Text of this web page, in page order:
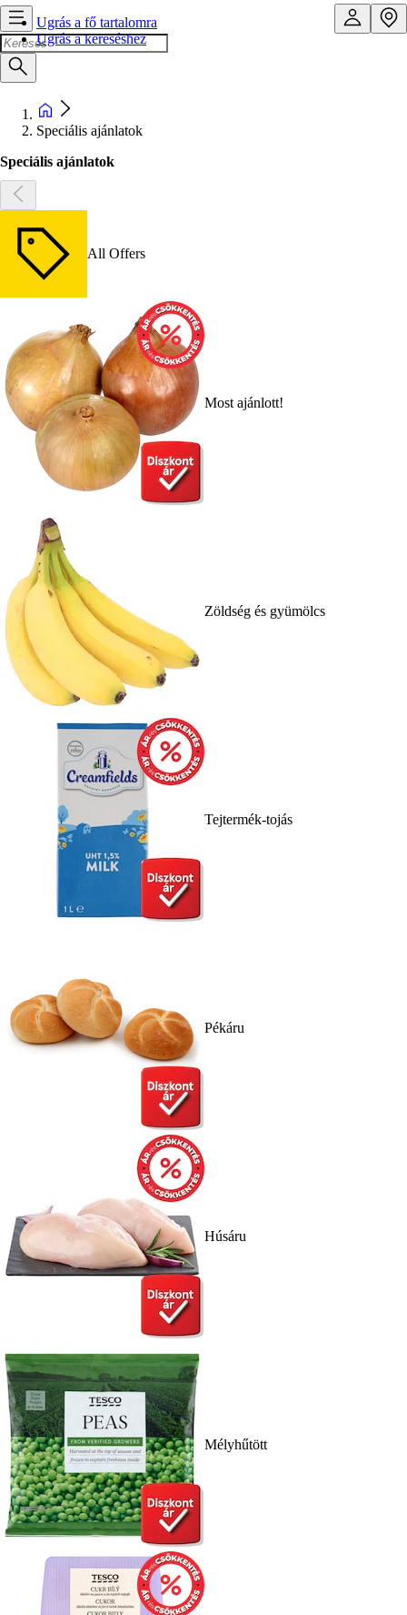
Ugrás a fő tartalomra
Ugrás a kereséshez
Speciális ajánlatok
Speciális ajánlatok
All Offers
Most ajánlott!
Zöldség és gyümölcs
Tejtermék-tojás
Pékáru
Húsáru
Mélyhűtött